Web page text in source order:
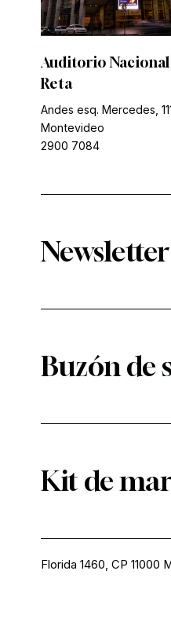
Auditorio Nacional
Reta
Andes esq. Mercedes,
Montevideo
2900 7084
Newsletter
Buzón de
Kit de
Florida 1460, CP 11000